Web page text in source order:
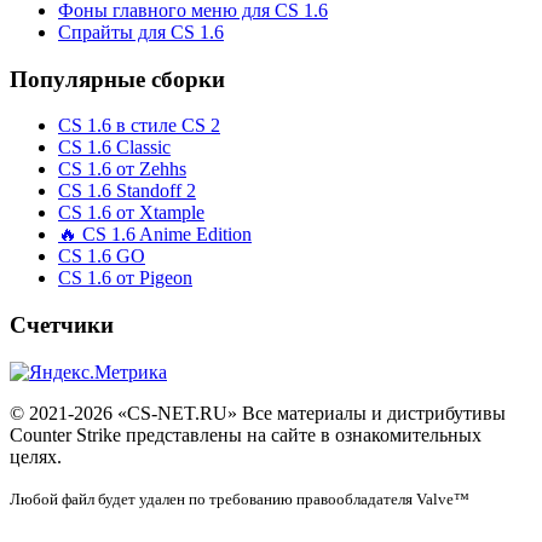
Фоны главного меню для CS 1.6
Спрайты для CS 1.6
Популярные сборки
CS 1.6 в стиле CS 2
CS 1.6 Classic
CS 1.6 от Zehhs
CS 1.6 Standoff 2
CS 1.6 от Xtample
🔥 CS 1.6 Anime Edition
CS 1.6 GO
CS 1.6 от Pigeon
Счетчики
© 2021-2026 «CS-NET.RU» Все материалы и дистрибутивы
Counter Strike представлены на сайте в ознакомительных
целях.
Любой файл будет удален по требованию правообладателя Valve™